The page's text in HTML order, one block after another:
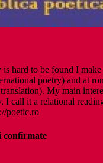
is hard to be found I
poetry) and at
My main
I call it a relational
poetic.ro
confirmate